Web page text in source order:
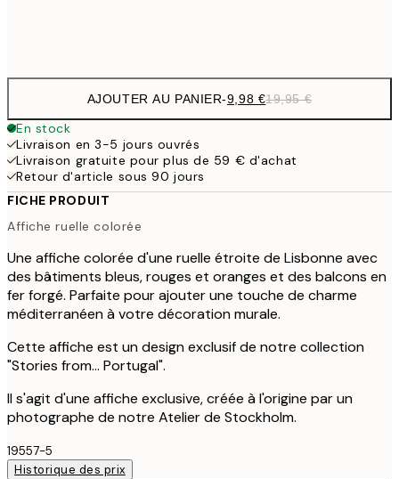
AJOUTER AU PANIER-9,98 €19,95 €
En stock
Livraison en 3-5 jours ouvrés
Livraison gratuite pour plus de 59 € d'achat
Retour d'article sous 90 jours
FICHE PRODUIT
Affiche ruelle colorée
Une affiche colorée d'une ruelle étroite de Lisbonne avec
des bâtiments bleus, rouges et oranges et des balcons en
fer forgé. Parfaite pour ajouter une touche de charme
méditerranéen à votre décoration murale.
Cette affiche est un design exclusif de notre collection
"Stories from... Portugal".
Il s'agit d'une affiche exclusive, créée à l'origine par un
photographe de notre Atelier de Stockholm.
19557-5
Historique des prix